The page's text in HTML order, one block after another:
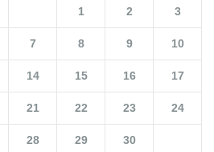
1 2 3
7 8 9 10
14 15 16 17
21 22 23 24
28 29 30